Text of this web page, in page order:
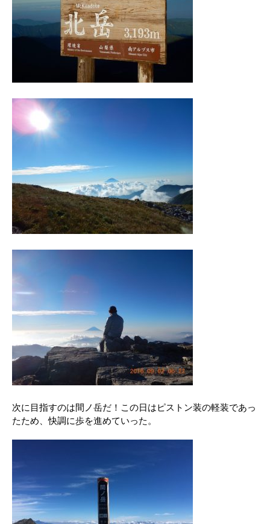
次に目指すのは間ノ岳だ！この日はピストン装の軽装であっ
たため、快調に歩を進めていった。